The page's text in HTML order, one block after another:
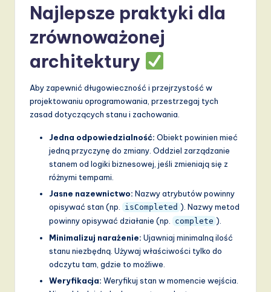
Najlepsze praktyki dla
zrównoważonej
architektury
Aby zapewnić długowieczność i przejrzystość w
projektowaniu oprogramowania, przestrzegaj tych
zasad dotyczących stanu i zachowania.
Jedna odpowiedzialność: Obiekt powinien mieć
jedną przyczynę do zmiany. Oddziel zarządzanie
stanem od logiki biznesowej, jeśli zmieniają się z
różnymi tempami.
Jasne nazewnictwo: Nazwy atrybutów powinny
opisywać stan (np.
isCompleted ). Nazwy metod
powinny opisywać działanie (np.
complete ).
Minimalizuj narażenie: Ujawniaj minimalną ilość
stanu niezbędną. Używaj właściwości tylko do
odczytu tam, gdzie to możliwe.
Weryfikacja: Weryfikuj stan w momencie wejścia.